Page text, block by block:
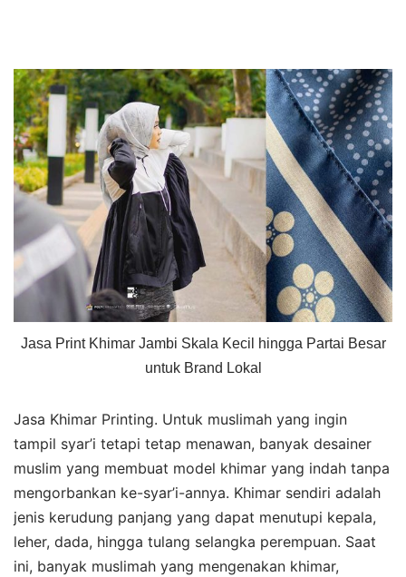
Jasa Print Khimar Jambi Skala Kecil hingga Partai Besar
untuk Brand Lokal
Jasa Khimar Printing. Untuk muslimah yang ingin
tampil syar’i tetapi tetap menawan, banyak desainer
muslim yang membuat model khimar yang indah tanpa
mengorbankan ke-syar’i-annya. Khimar sendiri adalah
jenis kerudung panjang yang dapat menutupi kepala,
leher, dada, hingga tulang selangka perempuan. Saat
ini, banyak muslimah yang mengenakan khimar,